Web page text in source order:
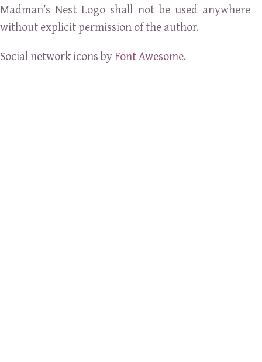
Madman’s Nest Logo shall not be used anywhere
without explicit permission of the author.
Social network icons byFont Awesome.